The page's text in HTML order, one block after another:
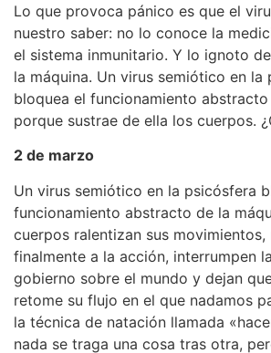
Lo que provoca pánico es que el
nuestro saber: no lo conoce la
el sistema inmunitario. Y lo ignoto
la máquina. Un virus semiótico en la
bloquea el funcionamiento
porque sustrae de ella los cuerpos.
2 de marzo
Un virus semiótico en la psicósfera
funcionamiento abstracto de la
cuerpos ralentizan sus movimientos,
finalmente a la acción, interrumpen
gobierno sobre el mundo y dejan
retome su flujo en el que nadamos
la técnica de natación llamada
nada se traga una cosa tras otra,